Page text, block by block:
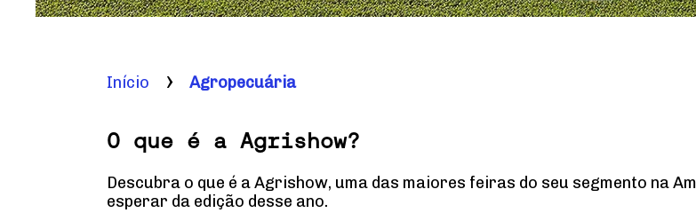
Início Agropecuária
O que é a Agrishow?
Descubra o que é a Agrishow, uma das maiores feiras do seu segmento na
esperar da edição desse ano.